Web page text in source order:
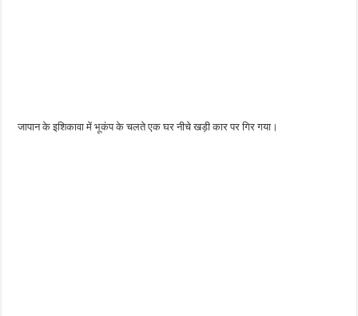
जापान के इशिकावा में भूकंप के चलते एक घर नीचे खड़ी कार पर गिर गया।